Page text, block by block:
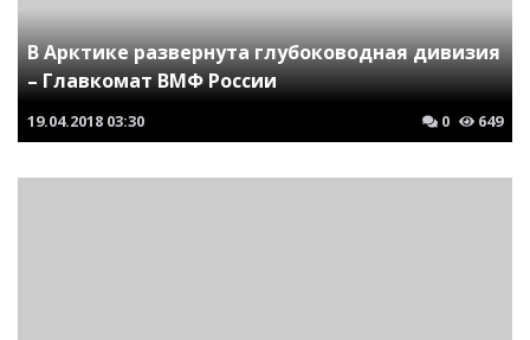
В Арктике развернута глубоководная дивизия
– Главкомат ВМФ России
19.04.2018 03:30 0 649